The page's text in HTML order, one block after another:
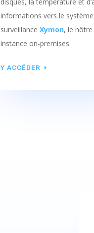
informations vers le
surveillance Xymon, le
instance on-premises.
Y ACCÉDER